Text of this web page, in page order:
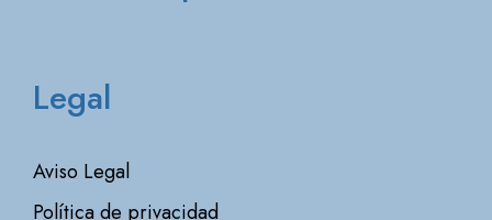
Legal
Aviso Legal
Política de privacidad